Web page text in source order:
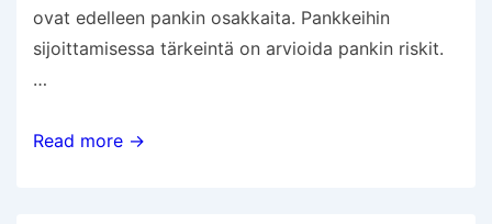
ovat edelleen pankin osakkaita. Pankkeihin
sijoittamisessa tärkeintä on arvioida pankin riskit.
…
Pankki
Read more →